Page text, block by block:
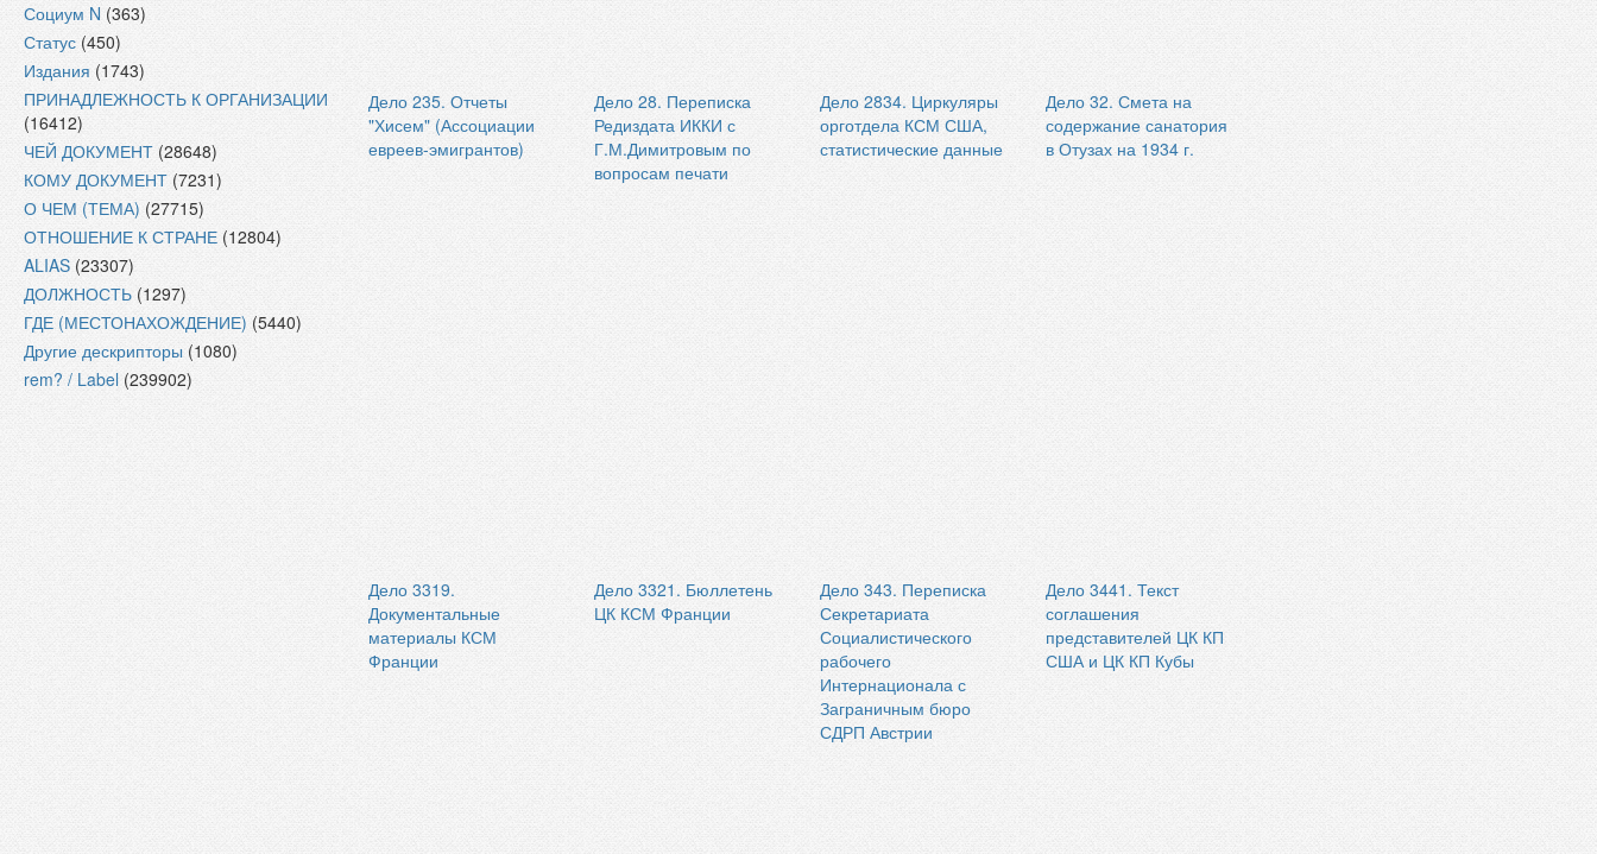
Социум N (363)
Статус (450)
Издания (1743)
ПРИНАДЛЕЖНОСТЬ К ОРГАНИЗАЦИИ
(16412)
ЧЕЙ ДОКУМЕНТ (28648)
КОМУ ДОКУМЕНТ (7231)
О ЧЕМ (ТЕМА) (27715)
ОТНОШЕНИЕ К СТРАНЕ (12804)
ALIAS (23307)
ДОЛЖНОСТЬ (1297)
ГДЕ (МЕСТОНАХОЖДЕНИЕ) (5440)
Другие дескрипторы (1080)
rem? / Label (239902)
Дело 235. Отчеты
"Хисем" (Ассоциации
евреев-эмигрантов)
Дело 28. Переписка
Редиздата ИККИ с
Г.М.Димитровым по
вопросам печати
Дело 2834. Циркуляры
орготдела КСМ США,
статистические данные
Дело 32. Смета на
содержание санатория
в Отузах на 1934 г.
Дело 3319.
Документальные
материалы КСМ
Франции
Дело 3321. Бюллетень
ЦК КСМ Франции
Дело 343. Переписка
Секретариата
Социалистического
рабочего
Интернационала с
Заграничным бюро
СДРП Австрии
Дело 3441. Текст
соглашения
представителей ЦК КП
США и ЦК КП Кубы